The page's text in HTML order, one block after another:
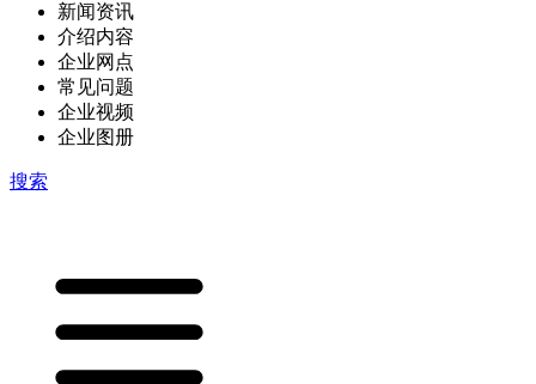
新闻资讯
介绍内容
企业网点
常见问题
企业视频
企业图册
搜索